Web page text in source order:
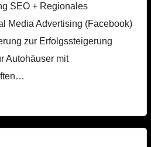
SEO + Regionales
Media Advertising (Facebook)
zur Erfolgssteigerung
Autohäuser mit